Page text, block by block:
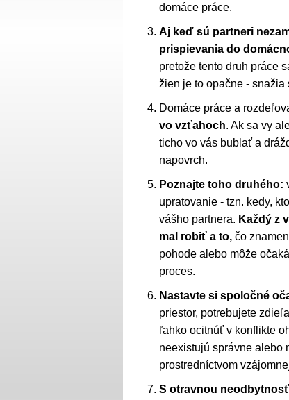
domáce práce.
Aj keď sú partneri
prispievania do
pretože tento druh práce
žien je to opačne -
Domáce práce a
vo vzťahoch. Ak sa vy
ticho vo vás bublať a
napovrch.
Poznajte toho druhého:
upratovanie - tzn. kedy,
vášho partnera. Každý z
mal robiť a to, čo
pohode alebo môže
proces.
Nastavte si spoločné
priestor, potrebujete
ľahko ocitnúť v konflikte
neexistujú správne alebo
prostredníctvom
S otravnou